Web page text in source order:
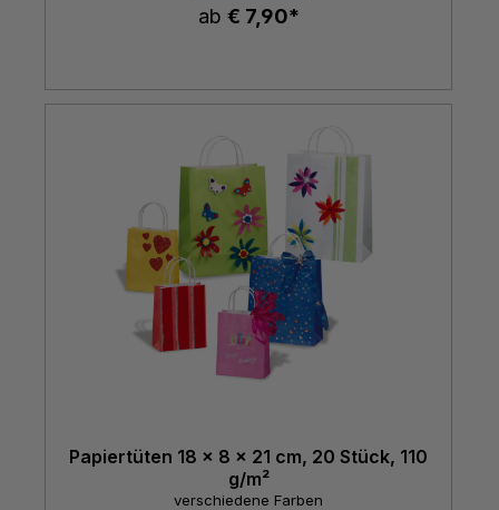
ab € 7,90*
Papiertüten 18 x 8 x 21 cm, 20 Stück, 110
g/m²
verschiedene Farben